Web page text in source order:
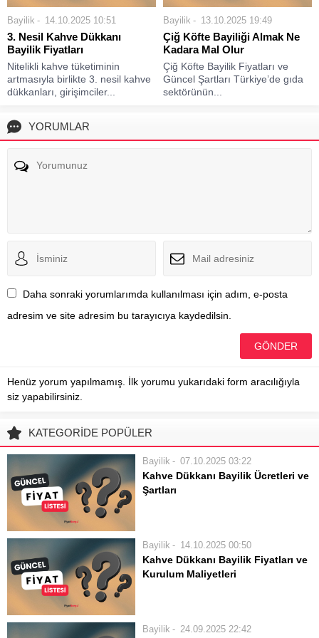
Bayilik 14.10.2025 10:51
3. Nesil Kahve Dükkanı
Bayilik Fiyatları
Nitelikli kahve tüketiminin
artmasıyla birlikte 3. nesil kahve
dükkanları, girişimciler...
Bayilik 13.10.2025 19:49
Çiğ Köfte Bayiliği Almak Ne
Kadara Mal Olur
Çiğ Köfte Bayilik Fiyatları ve
Güncel Şartları Türkiye’de gıda
sektörünün...
YORUMLAR
Daha sonraki yorumlarımda kullanılması için adım, e-posta
adresim ve site adresim bu tarayıcıya kaydedilsin.
Henüz yorum yapılmamış. İlk yorumu yukarıdaki form aracılığıyla
siz yapabilirsiniz.
KATEGORİDE POPÜLER
Bayilik 07.10.2025 03:22
Kahve Dükkanı Bayilik Ücretleri ve
Şartları
bilinirliği yüksek bir zincirin parçası
olmak, müşteri potansiyelini ve başarı
şansını artırır. Bu süreçte en...
Bayilik 14.10.2025 00:50
Kahve Dükkanı Bayilik Fiyatları ve
Kurulum Maliyetleri
sadık bir müşteri kitlesi oluşturmuş
Bayilik 24.09.2025 22:42